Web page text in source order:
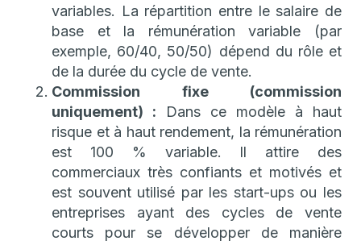
variables. La répartition entre le salaire de
base et la rémunération variable (par
exemple, 60/40, 50/50) dépend du rôle et
de la durée du cycle de vente.
Commission fixe (commission
uniquement) : Dans ce modèle à haut
risque et à haut rendement, la rémunération
est 100 % variable. Il attire des
commerciaux très confiants et motivés et
est souvent utilisé par les start-ups ou les
entreprises ayant des cycles de vente
courts pour se développer de manière